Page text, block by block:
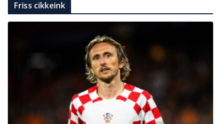
Friss cikkeink